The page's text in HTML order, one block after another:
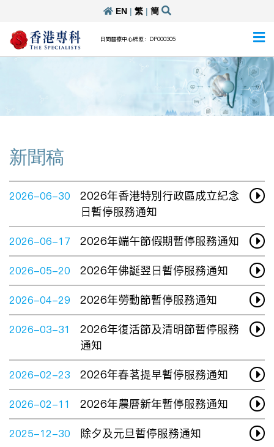
EN| 繁| 簡
日間醫療中心牌照：DP000305
新聞稿
2026-06-30
2026年香港特別行政區成立紀念
日暫停服務通知
2026-06-17 2026年端午節假期暫停服務通知
2026-05-20 2026年佛誕翌日暫停服務通知
2026-04-29 2026年勞動節暫停服務通知
2026-03-31
2026年復活節及清明節暫停服務
通知
2026-02-23 2026年春茗提早暫停服務通知
2026-02-11 2026年農曆新年暫停服務通知
2025-12-30 除夕及元旦暫停服務通知